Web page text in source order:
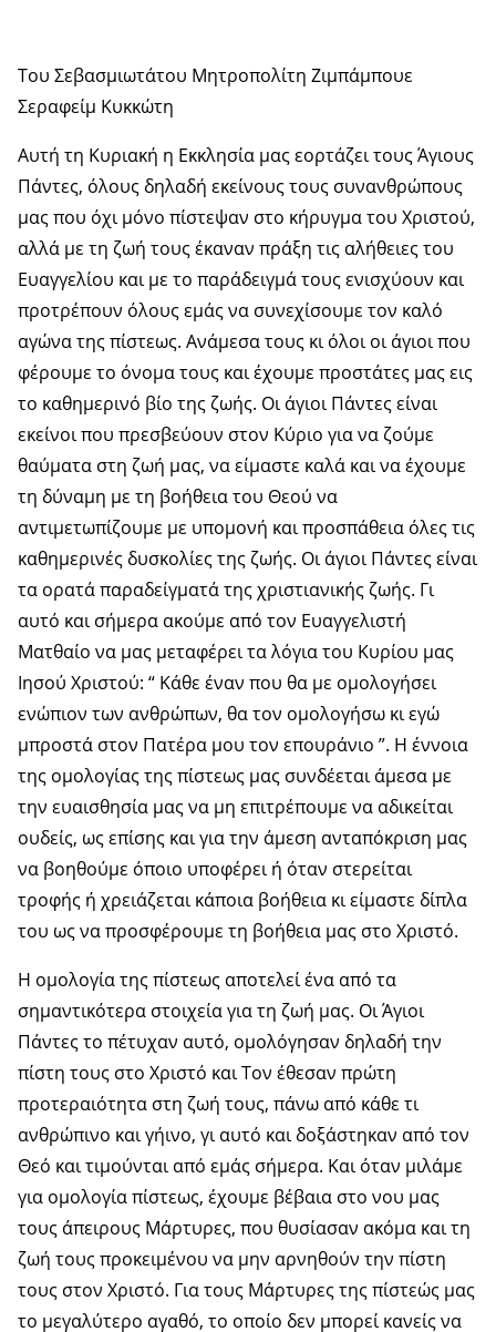
Του Σεβασμιωτάτου Μητροπολίτη Ζιμπάμπουε
Σεραφείμ Κυκκώτη
Αυτή τη Κυριακή η Εκκλησία μας εορτάζει τους Άγιους
Πάντες, όλους δηλαδή εκείνους τους συνανθρώπους
μας που όχι μόνο πίστεψαν στο κήρυγμα του Χριστού,
αλλά με τη ζωή τους έκαναν πράξη τις αλήθειες του
Ευαγγελίου και με το παράδειγμά τους ενισχύουν και
προτρέπουν όλους εμάς να συνεχίσουμε τον καλό
αγώνα της πίστεως. Ανάμεσα τους κι όλοι οι άγιοι που
φέρουμε το όνομα τους και έχουμε προστάτες μας εις
το καθημερινό βίο της ζωής. Οι άγιοι Πάντες είναι
εκείνοι που πρεσβεύουν στον Κύριο για να ζούμε
θαύματα στη ζωή μας, να είμαστε καλά και να έχουμε
τη δύναμη με τη βοήθεια του Θεού να
αντιμετωπίζουμε με υπομονή και προσπάθεια όλες τις
καθημερινές δυσκολίες της ζωής. Οι άγιοι Πάντες είναι
τα ορατά παραδείγματά της χριστιανικής ζωής. Γι
αυτό και σήμερα ακούμε από τον Ευαγγελιστή
Ματθαίο να μας μεταφέρει τα λόγια του Κυρίου μας
Ιησού Χριστού: “ Κάθε έναν που θα με ομολογήσει
ενώπιον των ανθρώπων, θα τον ομολογήσω κι εγώ
μπροστά στον Πατέρα μου τον επουράνιο ”. Η έννοια
της ομολογίας της πίστεως μας συνδέεται άμεσα με
την ευαισθησία μας να μη επιτρέπουμε να αδικείται
ουδείς, ως επίσης και για την άμεση ανταπόκριση μας
να βοηθούμε όποιο υποφέρει ή όταν στερείται
τροφής ή χρειάζεται κάποια βοήθεια κι είμαστε δίπλα
του ως να προσφέρουμε τη βοήθεια μας στο Χριστό.
Η ομολογία της πίστεως αποτελεί ένα από τα
σημαντικότερα στοιχεία για τη ζωή μας. Οι Άγιοι
Πάντες το πέτυχαν αυτό, ομολόγησαν δηλαδή την
πίστη τους στο Χριστό και Τον έθεσαν πρώτη
προτεραιότητα στη ζωή τους, πάνω από κάθε τι
ανθρώπινο και γήινο, γι αυτό και δοξάστηκαν από τον
Θεό και τιμούνται από εμάς σήμερα. Και όταν μιλάμε
για ομολογία πίστεως, έχουμε βέβαια στο νου μας
τους άπειρους Μάρτυρες, που θυσίασαν ακόμα και τη
ζωή τους προκειμένου να μην αρνηθούν την πίστη
τους στον Χριστό. Για τους Μάρτυρες της πίστεώς μας
το μεγαλύτερο αγαθό, το οποίο δεν μπορεί κανείς να